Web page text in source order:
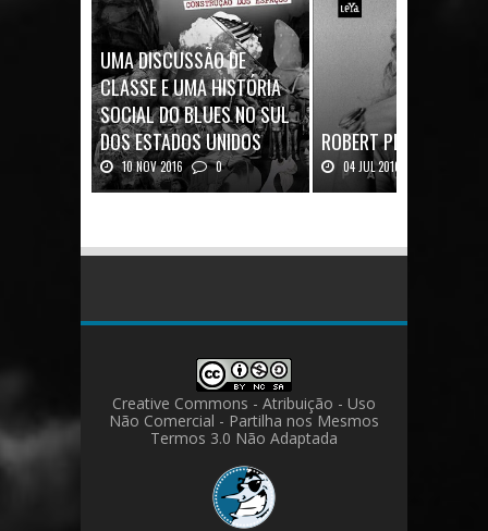
UMA DISCUSSÃO DE
CLASSE E UMA HISTÓRIA
SOCIAL DO BLUES NO SUL
DOS ESTADOS UNIDOS
10 NOV 2016 0
Mais uma ótima oportunidade de
ROBERT PLANT: UMA
04 JUL 2016
Robert Plant, o vocalista do
Creative Commons - Atribuição - Uso
Não Comercial - Partilha nos Mesmos
Termos 3.0 Não Adaptada